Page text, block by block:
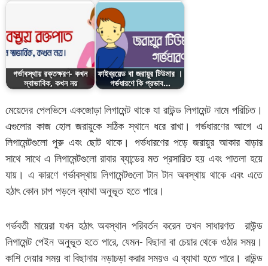
গর্ভাবস্থায় রক্তক্ষরণ- কখন
স্বাভাবিক, কখন নয়
ফাইব্রয়েড বা জরায়ুর টিউমার ।
গর্ভধারণে কি প্রভাব…
মেয়েদের পেলভিসে একজোড়া লিগামেন্ট থাকে যা রাউন্ড লিগামেন্ট নামে পরিচিত।
এগুলোর কাজ হোল জরায়ুকে সঠিক স্থানে ধরে রাখা। গর্ভধারণের আগে এ
লিগামেন্টগুলো পুরু এবং ছোট থাকে। গর্ভধারণের পড়ে জরায়ুর আকার বাড়ার
সাথে সাথে এ লিগামেন্টগুলো রাবার ব্যান্ডের মত প্রসারিত হয় এবং পাতলা হয়ে
যায়। এ কারণে গর্ভাবস্থায় লিগামেন্টগুলো টান টান অবস্থায় থাকে এবং এতে
হঠাৎ কোন চাপ পড়লে ব্যাথা অনুভূত হতে পারে।
গর্ভবতী মায়েরা যখন হঠাৎ অবস্থান পরিবর্তন করেন তখন সাধারণত রাউন্ড
লিগামেন্ট পেইন অনুভূত হতে পারে, যেমন- বিছানা বা চেয়ার থেকে ওঠার সময়।
কাশি দেয়ার সময় বা বিছানায় নড়াচড়া করার সময়ও এ ব্যাথা হতে পারে। রাউন্ড